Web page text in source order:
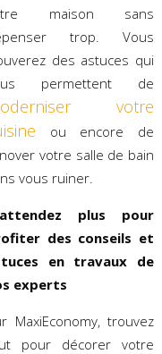
maison sans
trop. Vous
des astuces qui
permettent de
votre
ou encore de
votre salle de bain
vous ruiner.
plus pour
des conseils et
en travaux de
experts
MaxiEconomy, trouvez
pour décorer votre